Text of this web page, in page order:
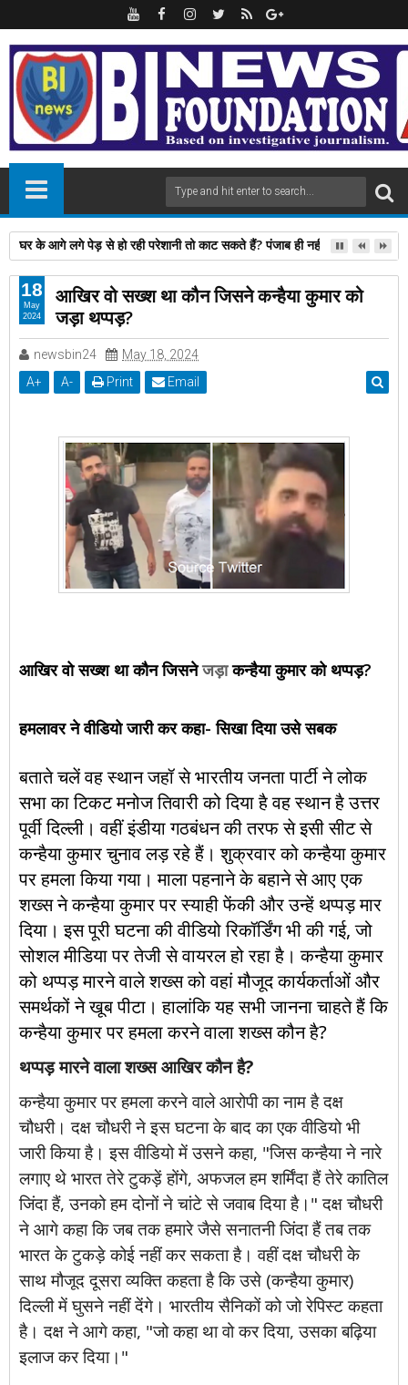
घर के आगे लगे पेड़ से हो रही परेशानी तो काट सकते हैं? पंजाब ही नहीं, दिल्‍ली-यूपी
आखिर वो सख्श था कौन जिसने कन्हैया कुमार को
जड़ा थप्पड़?
newsbin24
May 18, 2024
A+ A- Print Email
आखिर वो सख्शथा कौनजिसनेजड़ा कन्हैया कुमार को थप्पड़?
हमलावर ने वीडियो जारी कर कहा- सिखा दिया उसे सबक
बताते चलें वह स्थान जहॉ से भारतीय जनता पार्टी ने लोक
सभा का टिकट मनोज तिवारी कोदिया हैवह स्थान हैउत्तर
पूर्वी दिल्ली । वहीं इंडीयागठबंधन की तरफ से इसी सीट से
कन्हैया कुमार चुनाव लड़ रहे हैं। शुक्रवार को कन्हैया कुमार
पर हमला किया गया। माला पहनाने के बहाने से आए एक
शख्स ने कन्हैया कुमार पर स्याही फेंकी और उन्हें थप्पड़ मार
दिया। इस पूरी घटना की वीडियो रिकॉर्डिंग भी की गई, जो
सोशल मीडिया पर तेजी से वायरल हो रहा है। कन्हैया कुमार
को थप्पड़ मारने वाले शख्स को वहां मौजूद कार्यकर्ताओं और
समर्थकों ने खूब पीटा। हालांकि यह सभी जानना चाहते हैं कि
कन्हैया कुमार पर हमला करने वाला शख्स कौन है?
थप्पड़ मारने वाला शख्सआखिरकौन है?
कन्हैया कुमार पर हमला करने वाले आरोपी का नाम है दक्ष
चौधरी। दक्ष चौधरी ने इस घटना के बाद का एक वीडियो भी
जारी किया है। इस वीडियो में उसने कहा, "जिस कन्हैया ने नारे
लगाए थे भारत तेरे टुकड़ें होंगे, अफजल हम शर्मिंदा हैं तेरे कातिल
जिंदा हैं, उनको हम दोनों ने चांटे से जवाब दिया है।" दक्ष चौधरी
ने आगे कहा कि जब तक हमारे जैसे सनातनी जिंदा हैं तब तक
भारत के टुकड़े कोई नहीं कर सकता है। वहीं दक्ष चौधरी के
साथ मौजूद दूसरा व्यक्ति कहता है कि उसे (कन्हैया कुमार)
दिल्ली में घुसने नहीं देंगे। भारतीय सैनिकों को जो रेपिस्ट कहता
है। दक्ष ने आगे कहा, "जो कहा था वो कर दिया, उसका बढ़िया
इलाज कर दिया।"
18
May
2024